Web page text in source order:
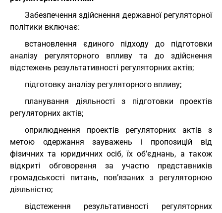
Забезпечення здійснення державної регуляторної
політики включає:
встановлення єдиного підходу до підготовки
аналізу регуляторного впливу та до здійснення
відстежень результативності регуляторних актів;
підготовку аналізу регуляторного впливу;
планування діяльності з підготовки проектів
регуляторних актів;
оприлюднення проектів регуляторних актів з
метою одержання зауважень і пропозицій від
фізичних та юридичних осіб, їх об’єднань, а також
відкриті обговорення за участю представників
громадськості питань, пов’язаних з регуляторною
діяльністю;
відстеження результативності регуляторних